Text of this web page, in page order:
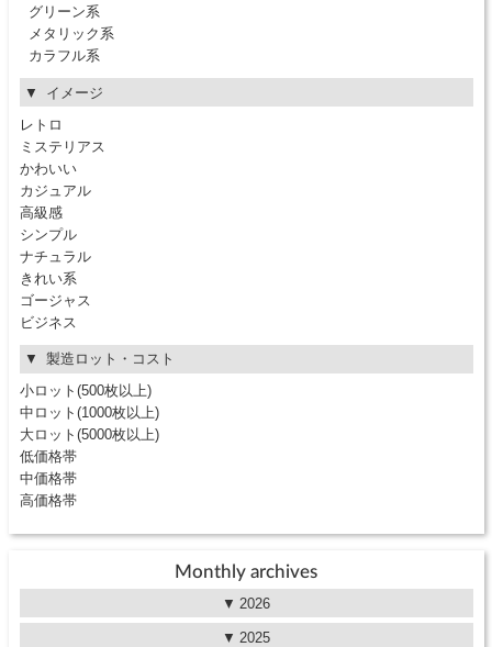
グリーン系
メタリック系
カラフル系
イメージ
レトロ
ミステリアス
かわいい
カジュアル
高級感
シンプル
ナチュラル
きれい系
ゴージャス
ビジネス
製造ロット・コスト
小ロット(500枚以上)
中ロット(1000枚以上)
大ロット(5000枚以上)
低価格帯
中価格帯
高価格帯
Monthly archives
2026
2025